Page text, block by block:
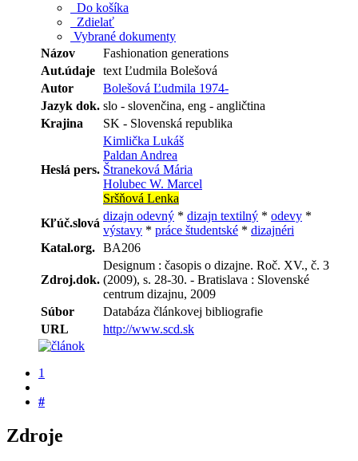
Do košíka
Zdielať
Vybrané dokumenty
Názov
Fashionation generations
Aut.údaje text Ľudmila Bolešová
Autor
Bolešová Ľudmila 1974-
Jazyk dok. slo - slovenčina, eng - angličtina
Krajina
SK - Slovenská republika
Heslá pers.
Kimlička Lukáš
Paldan Andrea
Štraneková Mária
Holubec W. Marcel
Sršňová Lenka
Kľúč.slová
dizajn odevný * dizajn textilný * odevy *
výstavy * práce študentské * dizajnéri
Katal.org. BA206
Zdroj.dok.
Designum : časopis o dizajne. Roč. XV., č. 3
(2009), s. 28-30. - Bratislava : Slovenské
centrum dizajnu, 2009
Súbor
Databáza článkovej bibliografie
URL
http://www.scd.sk
1
#
Zdroje